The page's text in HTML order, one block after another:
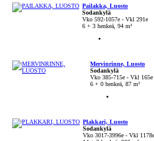
Pailakka, Luosto
Sodankylä
Vko 592-1057e - Vkl 291e
6 + 3 henkeä, 94 m²
Mervinrinne, Luosto
Sodankylä
Vko 385-715e - Vkl 165e
6 + 0 henkeä, 87 m²
Plakkari, Luosto
Sodankylä
Vko 3017-3996e - Vkl 1178e